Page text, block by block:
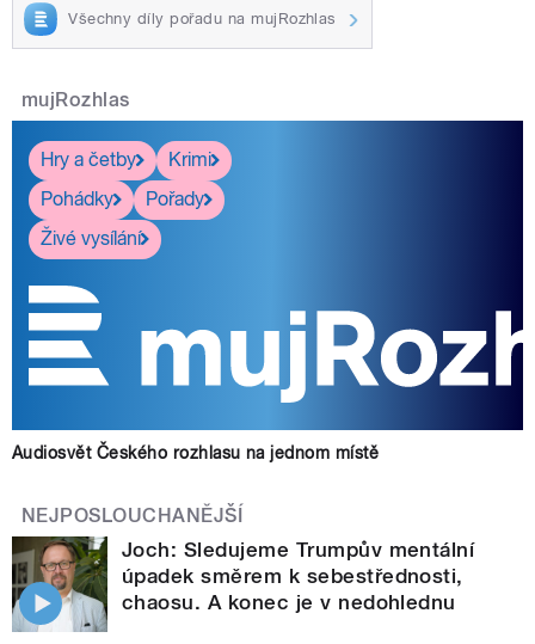
Všechny díly pořadu na mujRozhlas
mujRozhlas
Hry a četby
Krimi
Pohádky
Pořady
Živé vysílání
Audiosvět Českého rozhlasu na jednom místě
NEJPOSLOUCHANĚJŠÍ
Joch: Sledujeme Trumpův mentální
úpadek směrem k sebestřednosti,
chaosu. A konec je v nedohlednu